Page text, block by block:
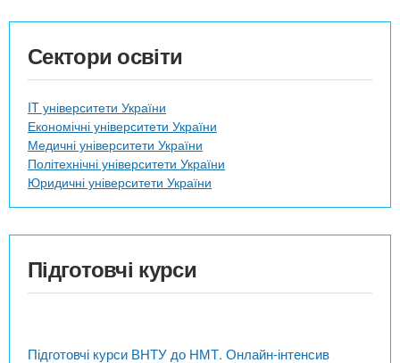
Сектори освіти
IT університети України
Економічні університети України
Медичні університети України
Політехнічні університети України
Юридичні університети України
Підготовчі курси
Підготовчі курси ВНТУ до НМТ. Онлайн-інтенсив